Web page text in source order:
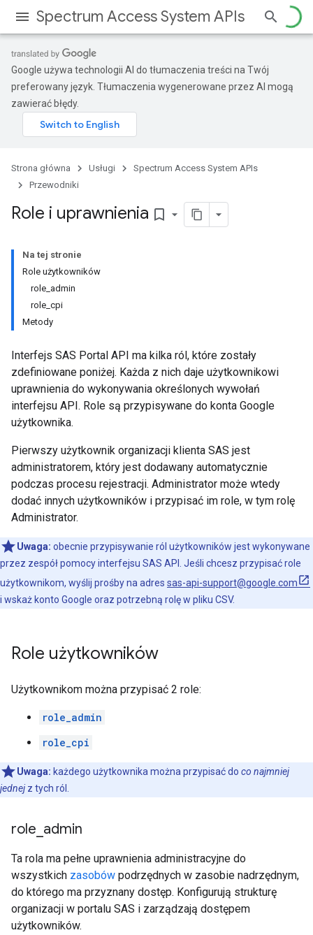
Spectrum Access System APIs
Google używa technologii AI do tłumaczenia treści na Twój
preferowany język. Tłumaczenia wygenerowane przez AI mogą
zawierać błędy.
Strona główna Usługi
Spectrum Access System APIs
Przewodniki
Role i uprawnienia bookmark_border
Na tej stronie
Role użytkowników
role_admin
role_cpi
Metody
Interfejs SAS Portal API ma kilka ról, które zostały
zdefiniowane poniżej. Każda z nich daje użytkownikowi
uprawnienia do wykonywania określonych wywołań
interfejsu API. Role są przypisywane do konta Google
użytkownika.
Pierwszy użytkownik organizacji klienta SAS jest
administratorem, który jest dodawany automatycznie
podczas procesu rejestracji. Administrator może wtedy
dodać innych użytkowników i przypisać im role, w tym rolę
Administrator.
Uwaga: obecnie przypisywanie ról użytkowników jest wykonywane
przez zespół pomocy interfejsu SAS API. Jeśli chcesz przypisać role
użytkownikom, wyślij prośby na adres sas-api-support@google.com
i wskaż konto Google oraz potrzebną rolę w pliku CSV.
Role użytkowników
Użytkownikom można przypisać 2 role:
role_admin
role_cpi
Uwaga: każdego użytkownika można przypisać do co najmniej
jednej z tych ról.
role admin
Ta rola ma pełne uprawnienia administracyjne do
wszystkich zasobów podrzędnych w zasobie nadrzędnym,
do którego ma przyznany dostęp. Konfigurują strukturę
organizacji w portalu SAS i zarządzają dostępem
użytkowników.